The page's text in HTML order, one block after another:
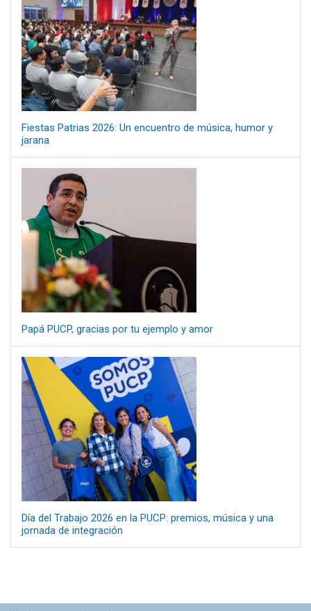
Fiestas Patrias 2026: Un encuentro de música, humor y
jarana
Papá PUCP, gracias por tu ejemplo y amor
Día del Trabajo 2026 en la PUCP: premios, música y una
jornada de integración